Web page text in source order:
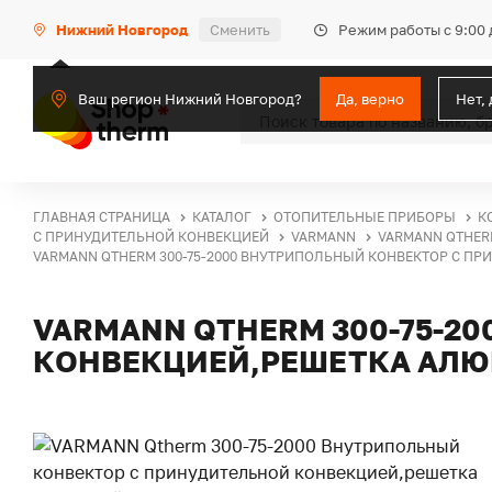
Нижний Новгород Сменить Режим работы с 9:00
Ваш регион Нижний Новгород? Да, верно Нет,
ГЛАВНАЯ СТРАНИЦА КАТАЛОГ ОТОПИТЕЛЬНЫЕ ПРИБОРЫ
С ПРИНУДИТЕЛЬНОЙ КОНВЕКЦИЕЙ
VARMANN VARMANN
VARMANN QTHERM 300-75-2000 ВНУТРИПОЛЬНЫЙ КОНВЕКТОР
VARMANN QTHERM 300-
КОНВЕКЦИЕЙ,РЕШЕТКА